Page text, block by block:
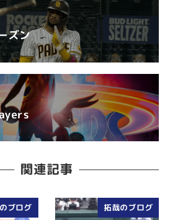
ズン
関連記事
ブログ 拓哉のブログ